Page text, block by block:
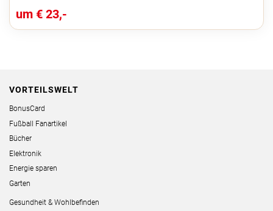
um € 23,-
VORTEILSWELT
BonusCard
Fußball Fanartikel
Bücher
Elektronik
Energie sparen
Garten
Gesundheit & Wohlbefinden